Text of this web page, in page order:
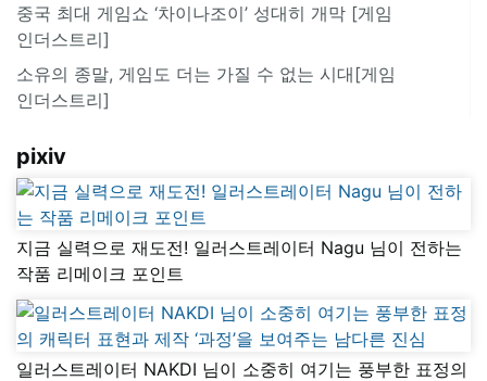
중국 최대 게임쇼 ‘차이나조이’ 성대히 개막 [게임
인더스트리]
소유의 종말, 게임도 더는 가질 수 없는 시대[게임
인더스트리]
pixiv
지금 실력으로 재도전! 일러스트레이터 Nagu 님이 전하는
작품 리메이크 포인트
일러스트레이터 NAKDI 님이 소중히 여기는 풍부한 표정의